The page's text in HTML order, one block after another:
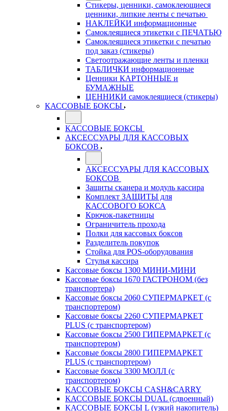
Стикеры, ценники, самоклеющиеся
ценники, липкие ленты с печатью
НАКЛЕЙКИ информационные
Самоклеящиеся этикетки с ПЕЧАТЬЮ
Самоклеящиеся этикетки с печатью
под заказ (стикеры)
Светоотражающие ленты и пленки
ТАБЛИЧКИ информационные
Ценники КАРТОННЫЕ и
БУМАЖНЫЕ
ЦЕННИКИ самоклеящиеся (стикеры)
КАССОВЫЕ БОКСЫ
КАССОВЫЕ БОКСЫ
АКСЕССУАРЫ ДЛЯ КАССОВЫХ
БОКСОВ
АКСЕССУАРЫ ДЛЯ КАССОВЫХ
БОКСОВ
Защиты сканера и модуль кассира
Комплект ЗАЩИТЫ для
КАССОВОГО БОКСА
Крючок-пакетницы
Ограничитель прохода
Полки для кассовых боксов
Разделитель покупок
Стойка для POS-оборудования
Стулья кассира
Кассовые боксы 1300 МИНИ-МИНИ
Кассовые боксы 1670 ГАСТРОНОМ (без
транспортера)
Кассовые боксы 2060 СУПЕРМАРКЕТ (с
транспортером)
Кассовые боксы 2260 СУПЕРМАРКЕТ
PLUS (с транспортером)
Кассовые боксы 2500 ГИПЕРМАРКЕТ (с
транспортером)
Кассовые боксы 2800 ГИПЕРМАРКЕТ
PLUS (с транспортером)
Кассовые боксы 3300 МОЛЛ (с
транспортером)
КАССОВЫЕ БОКСЫ CASH&CARRY
КАССОВЫЕ БОКСЫ DUAL (сдвоенный)
КАССОВЫЕ БОКСЫ L (узкий накопитель)